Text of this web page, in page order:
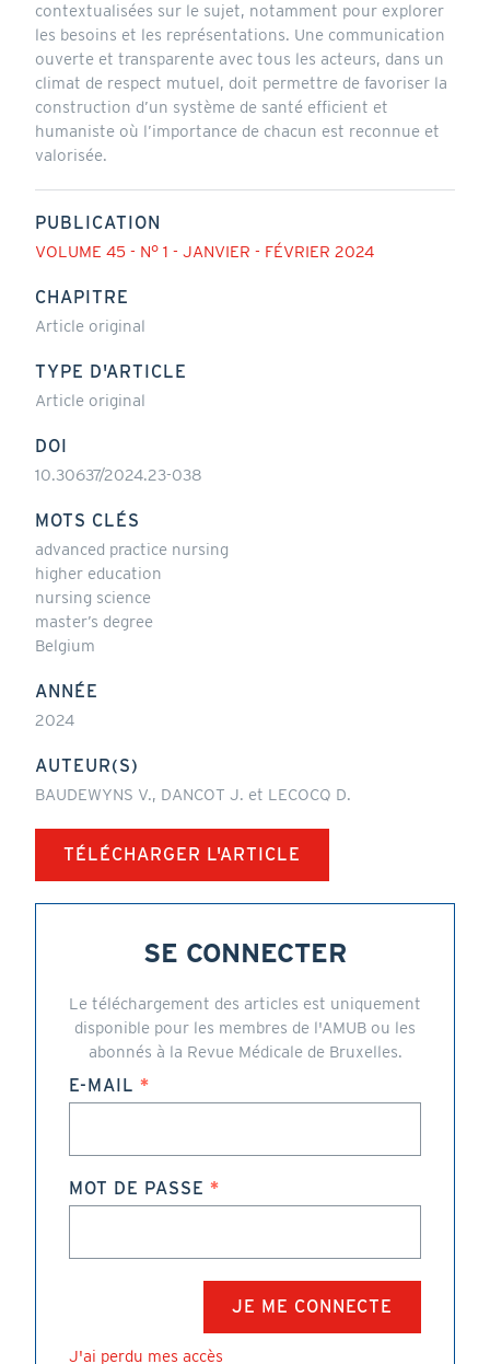
contextualisées sur le sujet, notamment pour explorer
les besoins et les représentations. Une communication
ouverte et transparente avec tous les acteurs, dans un
climat de respect mutuel, doit permettre de favoriser la
construction d’un système de santé efficient et
humaniste où l’importance de chacun est reconnue et
valorisée.
PUBLICATION
VOLUME 45 - N° 1 - JANVIER - FÉVRIER 2024
CHAPITRE
Article original
TYPE D'ARTICLE
Article original
DOI
10.30637/2024.23-038
MOTS CLÉS
advanced practice nursing
higher education
nursing science
master’s degree
Belgium
ANNÉE
2024
AUTEUR(S)
BAUDEWYNS V., DANCOT J. et LECOCQ D.
TÉLÉCHARGER L'ARTICLE
SE CONNECTER
Le téléchargement des articles est uniquement
disponible pour les membres de l'AMUB ou les
abonnés à la Revue Médicale de Bruxelles.
E-MAIL
MOT DE PASSE
J'ai perdu mes accès